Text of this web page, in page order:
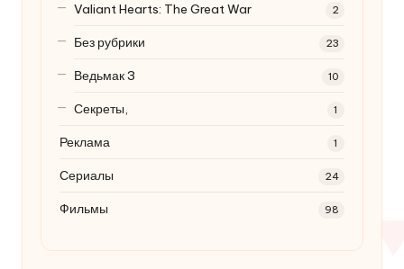
Valiant Hearts: The Great War 2
Без рубрики 23
Ведьмак 3 10
Секреты, 1
Реклама 1
Сериалы 24
Фильмы 98